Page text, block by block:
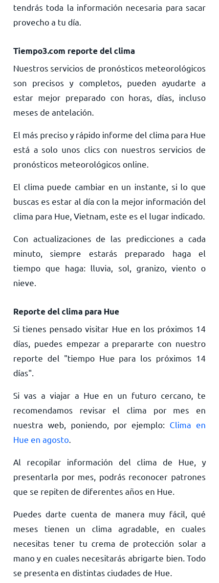
tendrás toda la información necesaria para sacar
provecho a tu día.
Tiempo3.com reporte del clima
Nuestros servicios de pronósticos meteorológicos
son precisos y completos, pueden ayudarte a
estar mejor preparado con horas, días, incluso
meses de antelación.
El más preciso y rápido informe del clima para Hue
está a solo unos clics con nuestros servicios de
pronósticos meteorológicos online.
El clima puede cambiar en un instante, si lo que
buscas es estar al día con la mejor información del
clima para Hue, Vietnam, este es el lugar indicado.
Con actualizaciones de las predicciones a cada
minuto, siempre estarás preparado haga el
tiempo que haga: lluvia, sol, granizo, viento o
nieve.
Reporte del clima para Hue
Si tienes pensado visitar Hue en los próximos 14
días, puedes empezar a prepararte con nuestro
reporte del "tiempo Hue para los próximos 14
días".
Si vas a viajar a Hue en un futuro cercano, te
recomendamos revisar el clima por mes en
nuestra web, poniendo, por ejemplo: Clima en
Hue en agosto.
Al recopilar información del clima de Hue, y
presentarla por mes, podrás reconocer patrones
que se repiten de diferentes años en Hue.
Puedes darte cuenta de manera muy fácil, qué
meses tienen un clima agradable, en cuales
necesitas tener tu crema de protección solar a
mano y en cuales necesitarás abrigarte bien. Todo
se presenta en distintas ciudades de Hue.